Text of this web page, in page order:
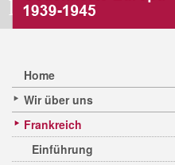
Home
Wir über uns
Frankreich
Einführung